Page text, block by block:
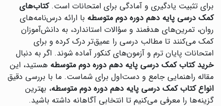
برای تثبیت یادگیری و آمادگی برای امتحانات است.کتاب‌های
کمک درسی پایه دهم دوره دوم متوسطه با ارائه درس‌نامه‌های
روان، تمرین‌های هدفمند و سؤالات استاندارد، به دانش‌آموزان
کمک می‌کنند تا مطالب درسی را عمیق‌تر درک کرده و برای
امتحانات پایان ترم و آزمون‌های کنکور آماده شوند. اگر به دنبال
خرید کتاب کمک درسی پایه دهم دوره دوم متوسطه هستید، این
مقاله راهنمایی جامع و دست‌اول برای شماست. ما با بررسی دقیق
انواع کتاب کمک درسی پایه دهم دوره دوم متوسطه، بهترین
گزینه‌ها را معرفی می‌کنیم تا انتخابی آگاهانه داشته باشید.